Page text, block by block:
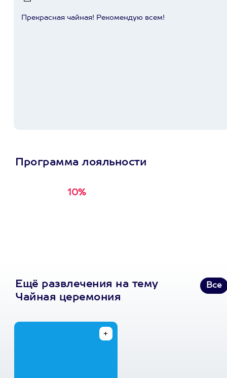
Прекрасная чайная! Рекомендую всем!
Программа лояльности
10%
Ещё развлечения на тему
Чайная церемония
Все